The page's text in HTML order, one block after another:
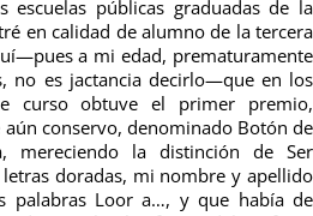
escuelas públicas graduadas de la
en calidad de alumno de la tercera
a mi edad, prematuramente
no es jactancia decirlo—que en los
curso obtuve el primer premio,
conservo, denominado Botón de
mereciendo la distinción de Ser
doradas, mi nombre y apellido
palabras Loor a…, y que había de